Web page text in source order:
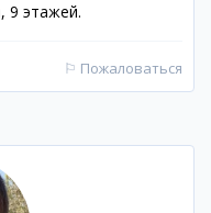
9 этажей.
⚐ Пожаловаться